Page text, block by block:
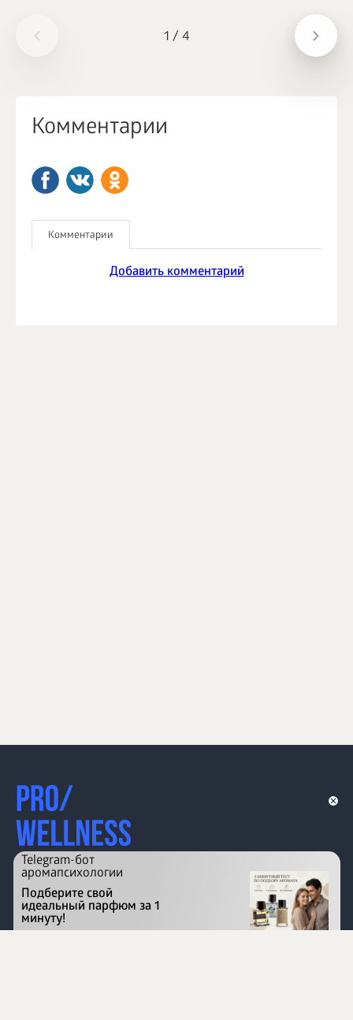
1 / 4
Комментарии
Комментарии
Добавить комментарий
Перейти на сайт
Telegram-бот
аромапсихологии
Подберите свой
идеальный парфюм за 1
минуту!